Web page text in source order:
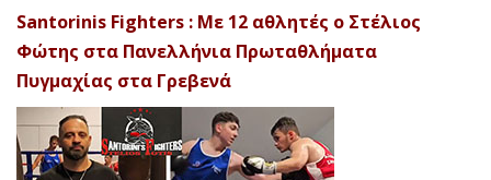
Santorinis Fighters : Με 12 αθλητές ο Στέλιος
Φώτης στα Πανελλήνια Πρωταθλήματα
Πυγμαχίας στα Γρεβενά